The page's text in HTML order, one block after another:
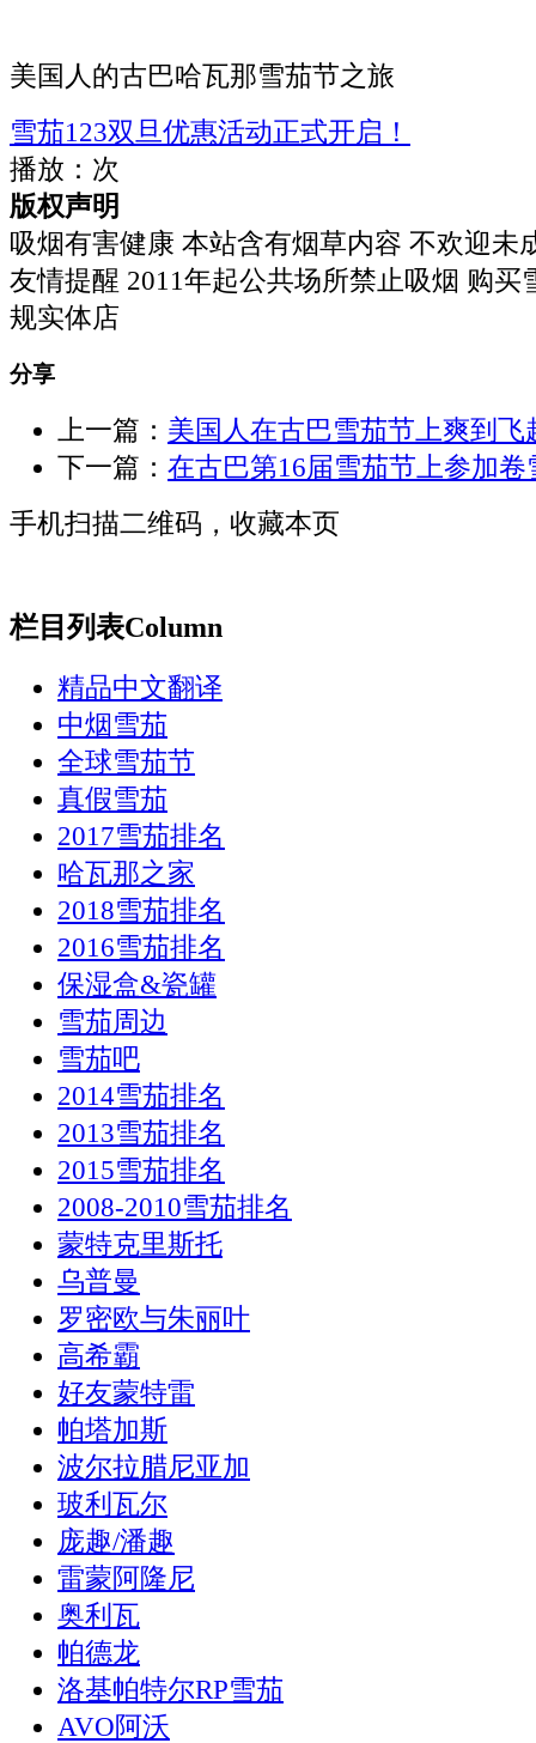
美国人的古巴哈瓦那雪茄节之旅
雪茄123双旦优惠活动正式开启！
播放： 次
版权声明
吸烟有害健康 本站含有烟草内容 不欢迎未
友情提醒 2011年起公共场所禁止吸烟 购买
规实体店
分享
上一篇： 美国人在古巴雪茄节上爽到飞
下一篇： 在古巴第16届雪茄节上参加卷
手机扫描二维码，收藏本页
栏目列表Column
精品中文翻译
中烟雪茄
全球雪茄节
真假雪茄
2017雪茄排名
哈瓦那之家
2018雪茄排名
2016雪茄排名
保湿盒&瓷罐
雪茄周边
雪茄吧
2014雪茄排名
2013雪茄排名
2015雪茄排名
2008-2010雪茄排名
蒙特克里斯托
乌普曼
罗密欧与朱丽叶
高希霸
好友蒙特雷
帕塔加斯
波尔拉腊尼亚加
玻利瓦尔
庞趣/潘趣
雷蒙阿隆尼
奥利瓦
帕德龙
洛基帕特尔RP雪茄
AVO阿沃